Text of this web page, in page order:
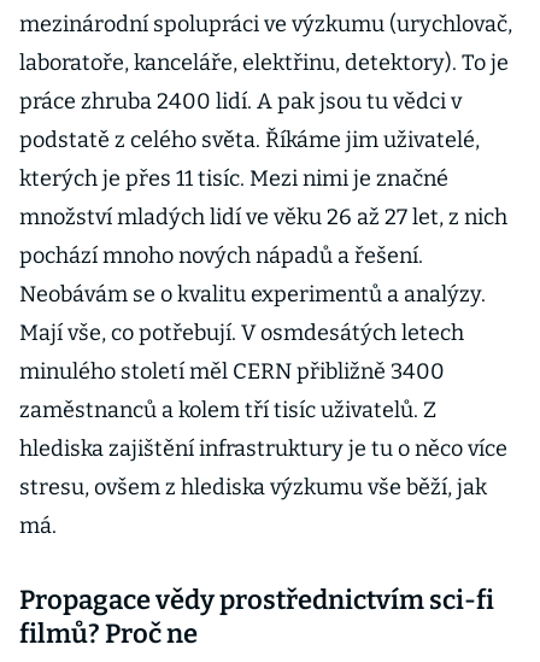
mezinárodní spolupráci ve výzkumu (urychlovač,
laboratoře, kanceláře, elektřinu, detektory). To je
práce zhruba 2400 lidí. A pak jsou tu vědci v
podstatě z celého světa. Říkáme jim uživatelé,
kterých je přes 11 tisíc. Mezi nimi je značné
množství mladých lidí ve věku 26 až 27 let, z nich
pochází mnoho nových nápadů a řešení.
Neobávám se o kvalitu experimentů a analýzy.
Mají vše, co potřebují. V osmdesátých letech
minulého století měl CERN přibližně 3400
zaměstnanců a kolem tří tisíc uživatelů. Z
hlediska zajištění infrastruktury je tu o něco více
stresu, ovšem z hlediska výzkumu vše běží, jak
má.
Propagace vědy prostřednictvím sci-fi
filmů? Proč ne